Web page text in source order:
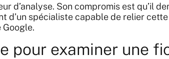
d’analyse. Son compromis est qu’il
d’un spécialiste capable de relier
pour examiner une